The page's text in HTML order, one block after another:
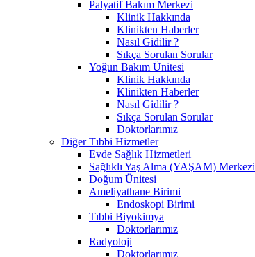
Palyatif Bakım Merkezi
Klinik Hakkında
Klinikten Haberler
Nasıl Gidilir ?
Sıkça Sorulan Sorular
Yoğun Bakım Ünitesi
Klinik Hakkında
Klinikten Haberler
Nasıl Gidilir ?
Sıkça Sorulan Sorular
Doktorlarımız
Diğer Tıbbi Hizmetler
Evde Sağlık Hizmetleri
Sağlıklı Yaş Alma (YAŞAM) Merkezi
Doğum Ünitesi
Ameliyathane Birimi
Endoskopi Birimi
Tıbbi Biyokimya
Doktorlarımız
Radyoloji
Doktorlarımız